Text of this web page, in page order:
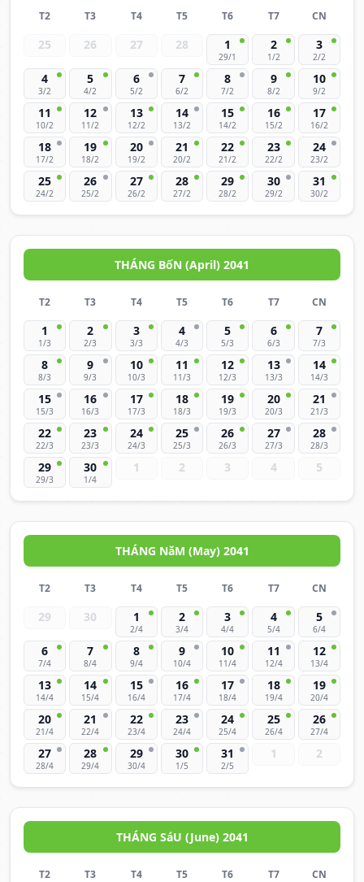
T2 T3 T4 T5 T6 T7 CN
25 26 27 28 1
29/1
2
1/2
3
2/2
4
3/2
5
4/2
6
5/2
7
6/2
8
7/2
9
8/2
10
9/2
11
10/2
12
11/2
13
12/2
14
13/2
15
14/2
16
15/2
17
16/2
18
17/2
19
18/2
20
19/2
21
20/2
22
21/2
23
22/2
24
23/2
25
24/2
26
25/2
27
26/2
28
27/2
29
28/2
30
29/2
31
30/2
THÁNG BốN (April) 2041
T2 T3 T4 T5 T6 T7 CN
1
1/3
2
2/3
3
3/3
4
4/3
5
5/3
6
6/3
7
7/3
8
8/3
9
9/3
10
10/3
11
11/3
12
12/3
13
13/3
14
14/3
15
15/3
16
16/3
17
17/3
18
18/3
19
19/3
20
20/3
21
21/3
22
22/3
23
23/3
24
24/3
25
25/3
26
26/3
27
27/3
28
28/3
29
29/3
30
1/4
1 2 3 4 5
THÁNG NăM (May) 2041
T2 T3 T4 T5 T6 T7 CN
29 30 1
2/4
2
3/4
3
4/4
4
5/4
5
6/4
6
7/4
7
8/4
8
9/4
9
10/4
10
11/4
11
12/4
12
13/4
13
14/4
14
15/4
15
16/4
16
17/4
17
18/4
18
19/4
19
20/4
20
21/4
21
22/4
22
23/4
23
24/4
24
25/4
25
26/4
26
27/4
27
28/4
28
29/4
29
30/4
30
1/5
31
2/5
1 2
THÁNG SáU (June) 2041
T2 T3 T4 T5 T6 T7 CN